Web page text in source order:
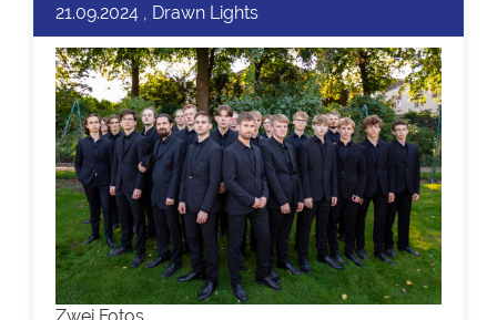
21.09.2024 , Drawn Lights